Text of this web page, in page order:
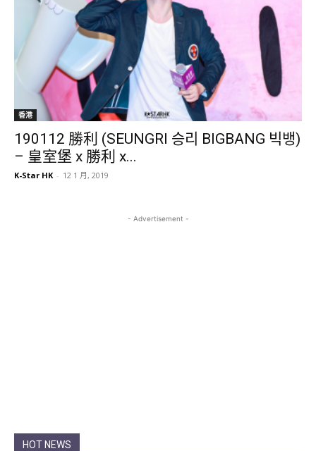
香港
190112 勝利 (SEUNGRI 승리 BIGBANG 빅뱅)
– 皇室堡 x 勝利 x...
K-Star HK - 12 1 月, 2019
- Advertisement -
HOT NEWS